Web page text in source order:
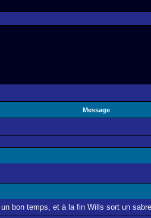
Message
bon temps, et à la fin Wills sort un